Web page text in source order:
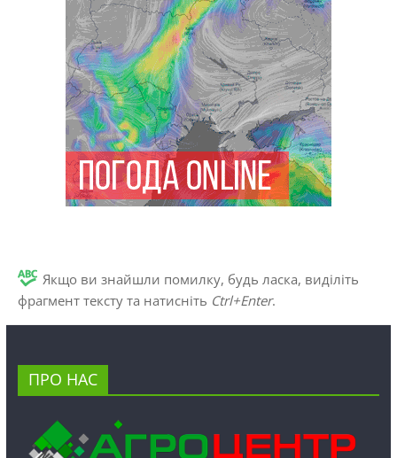
Якщо ви знайшли помилку, будь ласка, виділіть
фрагмент тексту та натисніть Ctrl+Enter.
ПРО НАС